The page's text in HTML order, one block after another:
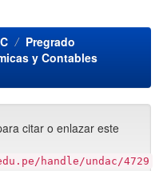
Pregrado
y Contables
citar o enlazar este
handle/undac/4729